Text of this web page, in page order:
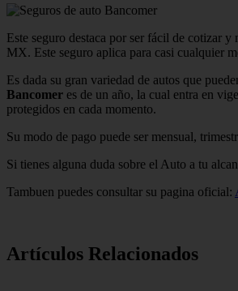
Este seguro destaca por ser fácil de cotizar
MX. Este seguro aplica para casi cualquier
Es dada su gran variedad de autos que
Bancomer es de un año, la cual entra en
protegidos en cada momento.
Su modo de pago puede ser mensual,
Si tienes alguna duda sobre el Auto a tu
Tambuen puedes consultar su pagina oficial:
Artículos Relacionados